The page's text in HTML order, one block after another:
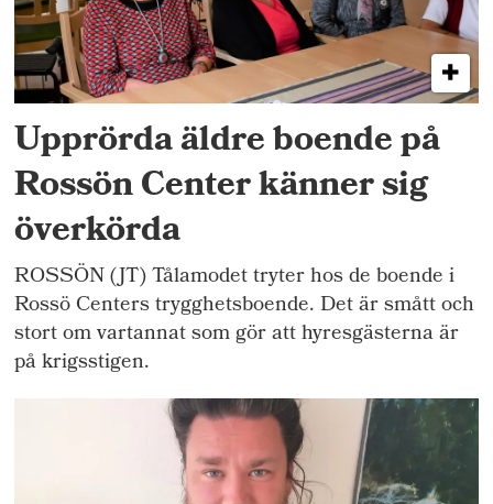
Upprörda äldre boende på
Rossön Center känner sig
överkörda
ROSSÖN (JT) Tålamodet tryter hos de boende i
Rossö Centers trygghetsboende. Det är smått och
stort om vartannat som gör att hyresgästerna är
på krigsstigen.